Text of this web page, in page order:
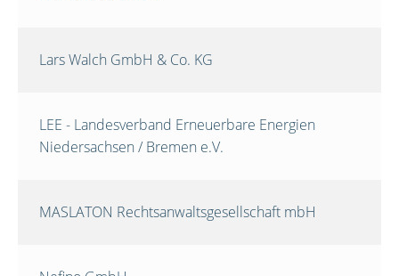
Lars Walch GmbH & Co. KG
LEE - Landesverband Erneuerbare Energien
Niedersachsen / Bremen e.V.
MASLATON Rechtsanwaltsgesellschaft mbH